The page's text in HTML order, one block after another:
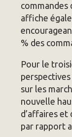
commandes
affiche
% des
Pour le
sur les
nouvelle
d’affaires et
par rapport